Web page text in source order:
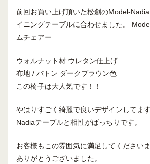
前回お買い上げ頂いた松創のModel-
イニングテーブルに合わせました。
ムチェアー
ウォルナット材 ウレタン仕上げ
布地 / バトン ダークブラウン色
この椅子は大人気です！！
やはりすごく綺麗で良いデザインしてます
Nadiaテーブルと相性がばっちりです。
お客様もこの雰囲気に満足してくださいま
ありがとうございました。